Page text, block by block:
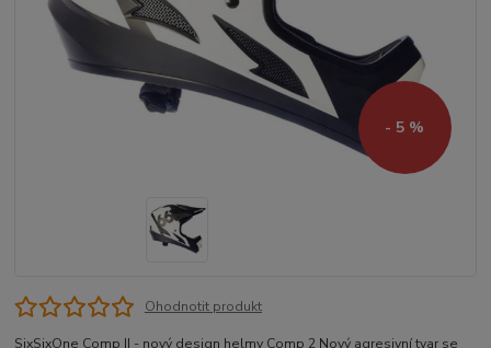
- 5 %
Ohodnotit produkt
SixSixOne Comp II - nový design helmy Comp 2 Nový agresivní tvar se